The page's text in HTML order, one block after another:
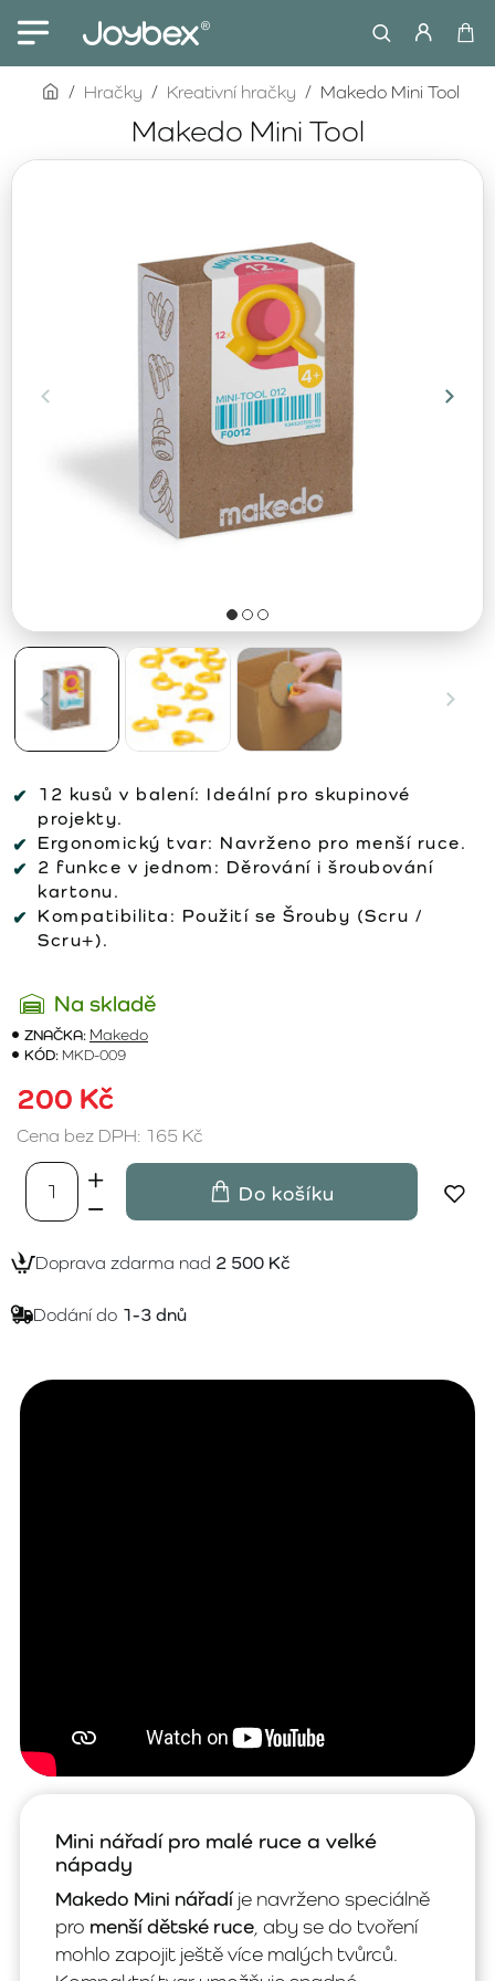
Makedo Mini Tool
homeHračky Kreativní hračky Makedo Mini Tool
12 kusů v balení: Ideální pro skupinové
projekty.
Ergonomický tvar: Navrženo pro menší ruce.
2 funkce v jednom: Děrování i šroubování
kartonu.
Kompatibilita: Použití se Šrouby (Scru /
Scru+).
Na skladě
ZNAČKA: Makedo
KÓD: MKD-009
200 Kč
Cena bez DPH: 165 Kč
Do košíku
Doprava zdarma nad 2 500 Kč
Dodání do 1-3 dnů
Mini nářadí pro malé ruce a velké
nápady
Makedo Mini nářadíje navrženo speciálně
pro menší dětské ruce, aby se do tvoření
mohlo zapojit ještě více malých tvůrců.